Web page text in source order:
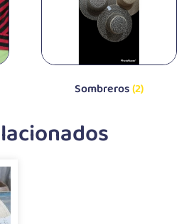
Sombreros(2)